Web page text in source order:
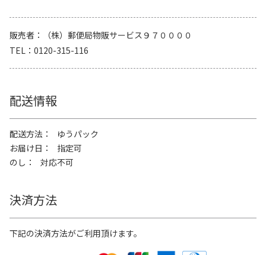
販売者
（株）郵便局物販サービス９７００００
TEL
0120-315-116
配送情報
配送方法
ゆうパック
お届け日
指定可
のし
対応不可
決済方法
下記の決済方法がご利用頂けます。